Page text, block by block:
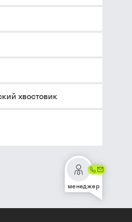
хвостовик
менеджер